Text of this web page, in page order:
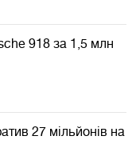
918 за 1,5 млн
27 мільйонів на